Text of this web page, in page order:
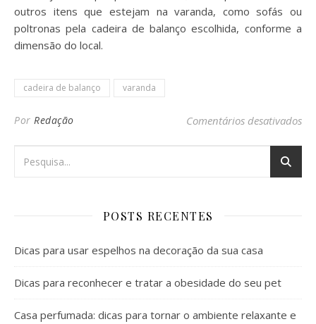
outros itens que estejam na varanda, como sofás ou
poltronas pela cadeira de balanço escolhida, conforme a
dimensão do local.
cadeira de balanço varanda
Por Redação Comentários desativados
POSTS RECENTES
Dicas para usar espelhos na decoração da sua casa
Dicas para reconhecer e tratar a obesidade do seu pet
Casa perfumada: dicas para tornar o ambiente relaxante e